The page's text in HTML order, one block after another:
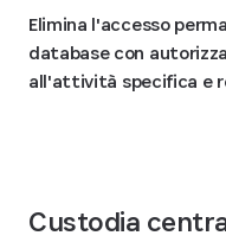
Elimina l'accesso
database con
all'attività specifica e
Custodia